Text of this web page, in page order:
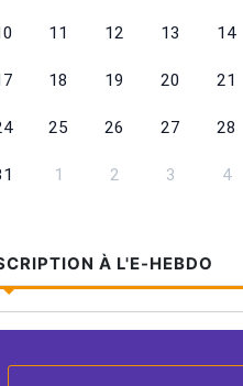
11 12 13 14
18 19 20 21
25 26 27 28
1 2 3 4
À L'E-HEBDO